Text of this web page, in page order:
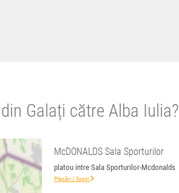
Galați către Alba Iulia?
McDONALDS Sala Sporturilor
platou intre Sala Sporturilor-Mcdonalds
Plecări / Sosiri